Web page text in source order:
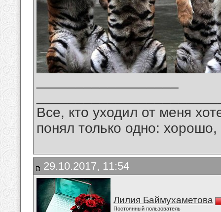
Все, кто уходил от меня
понял только одно:
29.10.2017, 11:54
Лилия Баймухаметова
Постоянный пользователь